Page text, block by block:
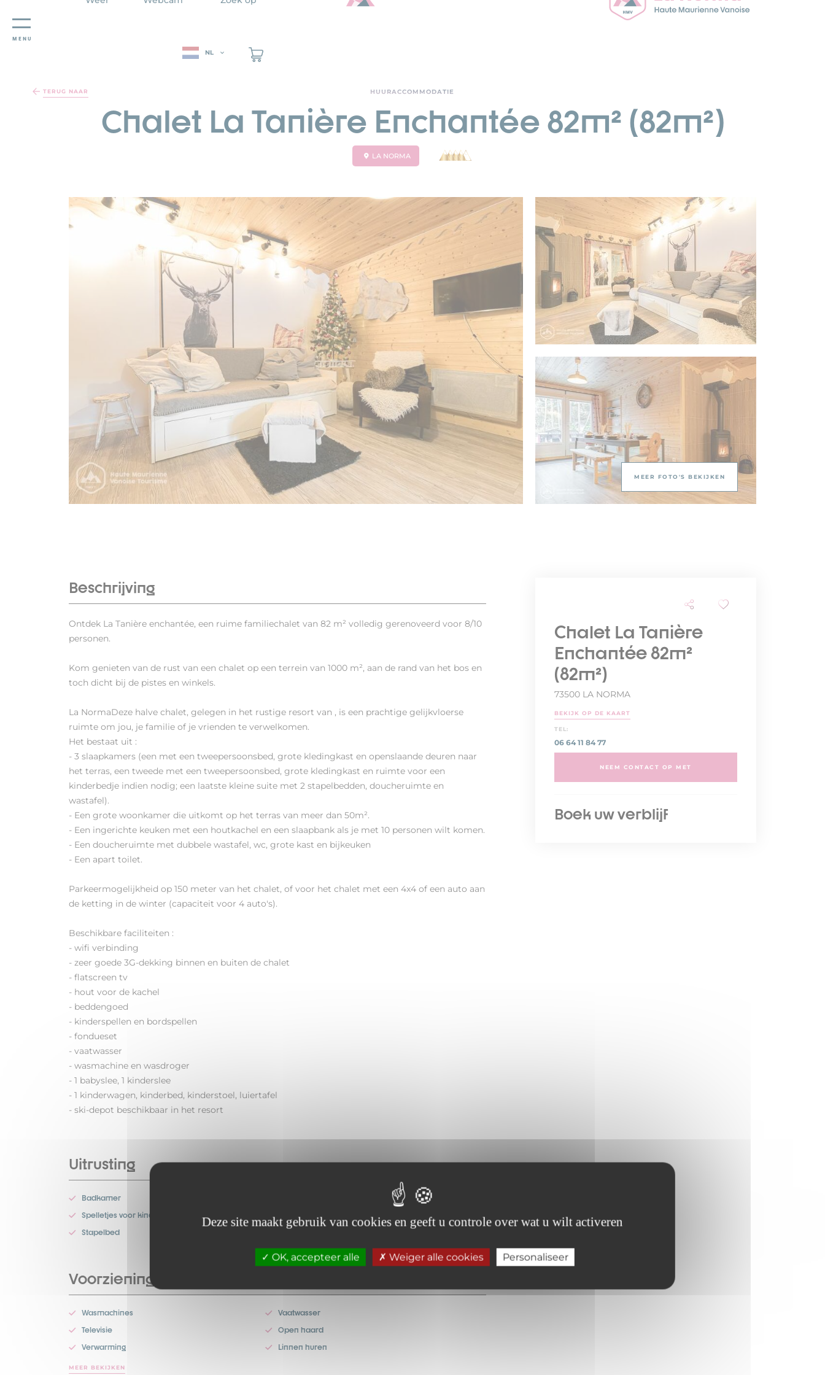
Cookies beheer paneel
Deze site maakt gebruik van cookies en geeft u controle over wat u wilt activeren
OK, accepteer alle Weiger alle cookies Personaliseer
MENU
NL
TERUG NAAR HUURACCOMMODATIE
Chalet La Tanière Enchantée 82m² (82m²)
LA NORMA
MEER FOTO'S BEKIJKEN
Beschrijving
Ontdek La Tanière enchantée, een ruime familiechalet van 82 m² volledig gerenoveerd voor 8/10
personen.
Kom genieten van de rust van een chalet op een terrein van 1000 m², aan de rand van het bos en
toch dicht bij de pistes en winkels.
La NormaDeze halve chalet, gelegen in het rustige resort van , is een prachtige gelijkvloerse
ruimte om jou, je familie of je vrienden te verwelkomen.
Het bestaat uit :
- 3 slaapkamers (een met een tweepersoonsbed, grote kledingkast en openslaande deuren naar
het terras, een tweede met een tweepersoonsbed, grote kledingkast en ruimte voor een
kinderbedje indien nodig; een laatste kleine suite met 2 stapelbedden, doucheruimte en
wastafel).
- Een grote woonkamer die uitkomt op het terras van meer dan 50m².
- Een ingerichte keuken met een houtkachel en een slaapbank als je met 10 personen wilt komen.
- Een doucheruimte met dubbele wastafel, wc, grote kast en bijkeuken
- Een apart toilet.
Parkeermogelijkheid op 150 meter van het chalet, of voor het chalet met een 4x4 of een auto aan
de ketting in de winter (capaciteit voor 4 auto's).
Beschikbare faciliteiten :
- wifi verbinding
- zeer goede 3G-dekking binnen en buiten de chalet
- flatscreen tv
- hout voor de kachel
- beddengoed
- kinderspellen en bordspellen
- fondueset
- vaatwasser
- wasmachine en wasdroger
- 1 babyslee, 1 kinderslee
- 1 kinderwagen, kinderbed, kinderstoel, luiertafel
- ski-depot beschikbaar in het resort
Uitrusting
Badkamer
Spelletjes voor kinderen
Tweepersoonsbed
Stapelbed
Voorzieningen
Wasmachines
Vaatwasser
Televisie
Open haard
Verwarming
Linnen huren
MEER BEKIJKEN
Chalet La Tanière
Enchantée 82m²
(82m²)
73500 LA NORMA
BEKIJK OP DE KAART
TEL:
06 64 11 84 77
NEEM CONTACT OP MET
Boek uw verblijf